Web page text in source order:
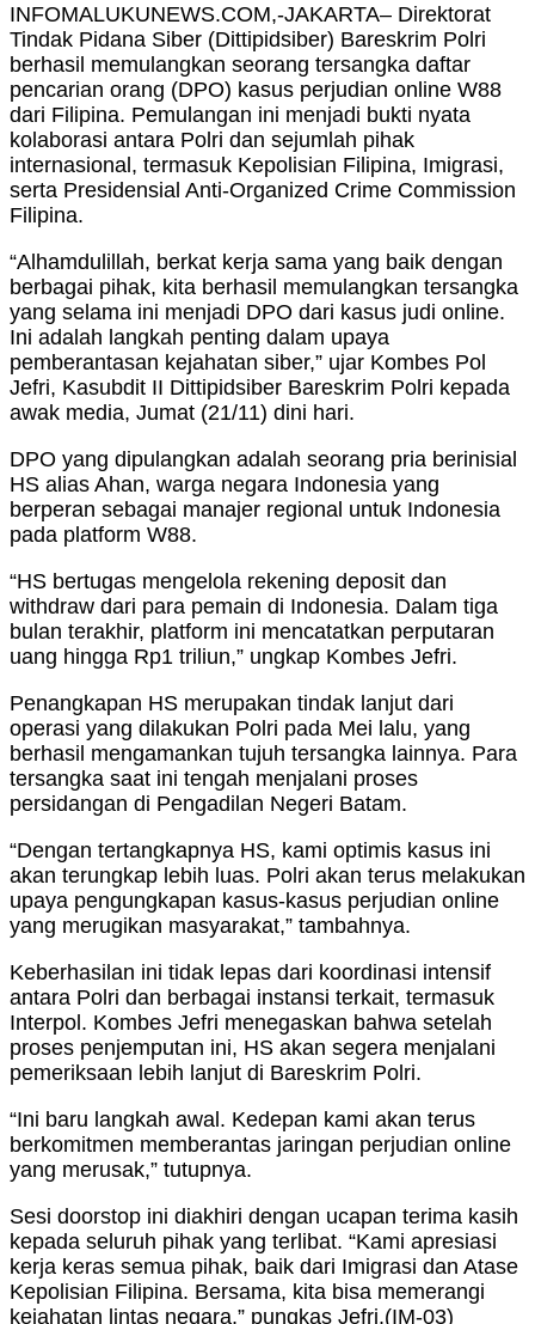
INFOMALUKUNEWS.COM,-JAKARTA– Direktorat
Tindak Pidana Siber (Dittipidsiber) Bareskrim Polri
berhasil memulangkan seorang tersangka daftar
pencarian orang (DPO) kasus perjudian online W88
dari Filipina. Pemulangan ini menjadi bukti nyata
kolaborasi antara Polri dan sejumlah pihak
internasional, termasuk Kepolisian Filipina, Imigrasi,
serta Presidensial Anti-Organized Crime Commission
Filipina.
“Alhamdulillah, berkat kerja sama yang baik dengan
berbagai pihak, kita berhasil memulangkan tersangka
yang selama ini menjadi DPO dari kasus judi online.
Ini adalah langkah penting dalam upaya
pemberantasan kejahatan siber,” ujar Kombes Pol
Jefri, Kasubdit II Dittipidsiber Bareskrim Polri kepada
awak media, Jumat (21/11) dini hari.
DPO yang dipulangkan adalah seorang pria berinisial
HS alias Ahan, warga negara Indonesia yang
berperan sebagai manajer regional untuk Indonesia
pada platform W88.
“HS bertugas mengelola rekening deposit dan
withdraw dari para pemain di Indonesia. Dalam tiga
bulan terakhir, platform ini mencatatkan perputaran
uang hingga Rp1 triliun,” ungkap Kombes Jefri.
Penangkapan HS merupakan tindak lanjut dari
operasi yang dilakukan Polri pada Mei lalu, yang
berhasil mengamankan tujuh tersangka lainnya. Para
tersangka saat ini tengah menjalani proses
persidangan di Pengadilan Negeri Batam.
“Dengan tertangkapnya HS, kami optimis kasus ini
akan terungkap lebih luas. Polri akan terus melakukan
upaya pengungkapan kasus-kasus perjudian online
yang merugikan masyarakat,” tambahnya.
Keberhasilan ini tidak lepas dari koordinasi intensif
antara Polri dan berbagai instansi terkait, termasuk
Interpol. Kombes Jefri menegaskan bahwa setelah
proses penjemputan ini, HS akan segera menjalani
pemeriksaan lebih lanjut di Bareskrim Polri.
“Ini baru langkah awal. Kedepan kami akan terus
berkomitmen memberantas jaringan perjudian online
yang merusak,” tutupnya.
Sesi doorstop ini diakhiri dengan ucapan terima kasih
kepada seluruh pihak yang terlibat. “Kami apresiasi
kerja keras semua pihak, baik dari Imigrasi dan Atase
Kepolisian Filipina. Bersama, kita bisa memerangi
kejahatan lintas negara,” pungkas Jefri.(IM-03)